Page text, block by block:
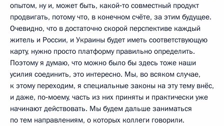
опытом, ну и, может быть, какой‑то совместный продукт
продвигать, потому что, в конечном счёте, за этим будущее.
Очевидно, что в достаточно скорой перспективе каждый
житель и России, и Украины будет иметь соответствующую
карту, нужно просто платформу правильно определить.
Поэтому я думаю, что можно было бы здесь тоже наши
усилия соединить, это интересно. Мы, во всяком случае,
к этому переходим, я специальные законы на эту тему внёс,
и даже, по‑моему, часть из них приняты и практически уже
начинают действовать. Мы будем дальше заниматься
по тем направлениям, о которых коллеги говорили.